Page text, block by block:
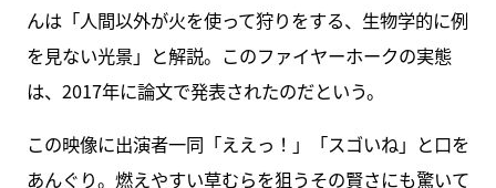
んは「人間以外が火を使って狩りをする、生物学的に例
を見ない光景」と解説。このファイヤーホークの実態
は、2017年に論文で発表されたのだという。
この映像に出演者一同「ええっ！」「スゴいね」と口を
あんぐり。燃えやすい草むらを狙うその賢さにも驚いて